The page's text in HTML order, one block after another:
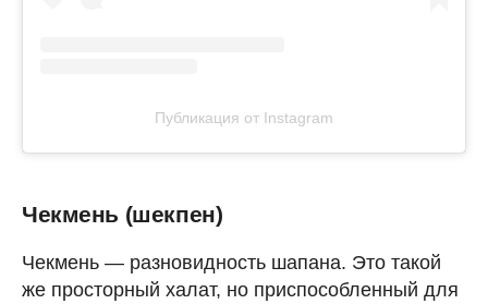
Публикация от Instagram
Чекмень (шекпен)
Чекмень — разновидность шапана. Это такой
же просторный халат, но приспособленный для